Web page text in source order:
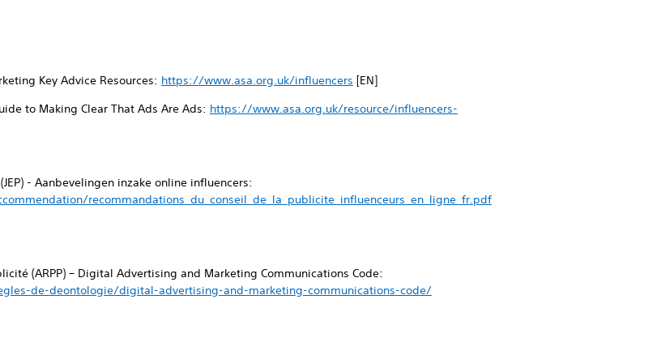
Key Advice Resources: https://www.asa.org.uk/influencers [EN]
to Making Clear That Ads Are Ads: https://www.asa.org.uk/resource/influencers-
- Aanbevelingen inzake online influencers:
recommandations_du_conseil_de_la_publicite_influenceurs_en_ligne_fr.pdf
(ARPP) – Digital Advertising and Marketing Communications Code:
de-deontologie/digital-advertising-and-marketing-communications-code/